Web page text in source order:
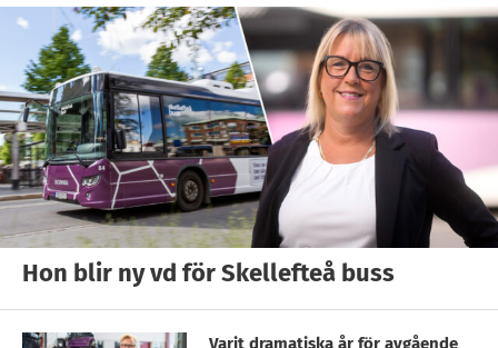
Hon blir ny vd för Skellefteå buss
Varit dramatiska år för avgående